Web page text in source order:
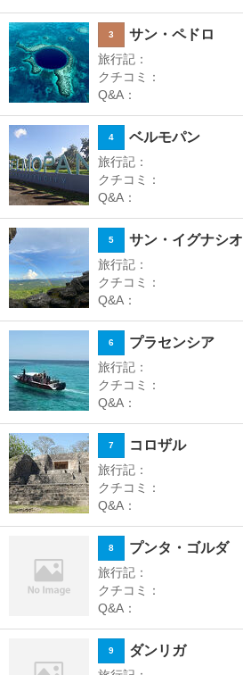
3 サン・ペドロ
旅行記：
クチコミ：
Q&A：
4 ベルモパン
旅行記：
クチコミ：
Q&A：
5 サン・イグナシオ
旅行記：
クチコミ：
Q&A：
6 プラセンシア
旅行記：
クチコミ：
Q&A：
7 コロザル
旅行記：
クチコミ：
Q&A：
8 プンタ・ゴルダ
旅行記：
クチコミ：
Q&A：
9 ダンリガ